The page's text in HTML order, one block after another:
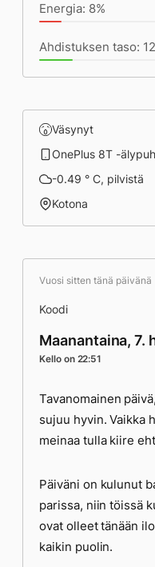
Energia: 8%
Ahdistuksen taso:
Väsynyt
OnePlus 8T -
-0.49 ° C, pilvistä
Kotona
Vuosi sitten tänä päivänä
Koodi
Maanantaina, 7.
Kello on 22:51
Tavanomainen
sujuu hyvin. Vaikka
meinaa tulla kiire
Päiväni on kulunut
parissa, niin töissä
ovat olleet tänään
kaikin puolin.